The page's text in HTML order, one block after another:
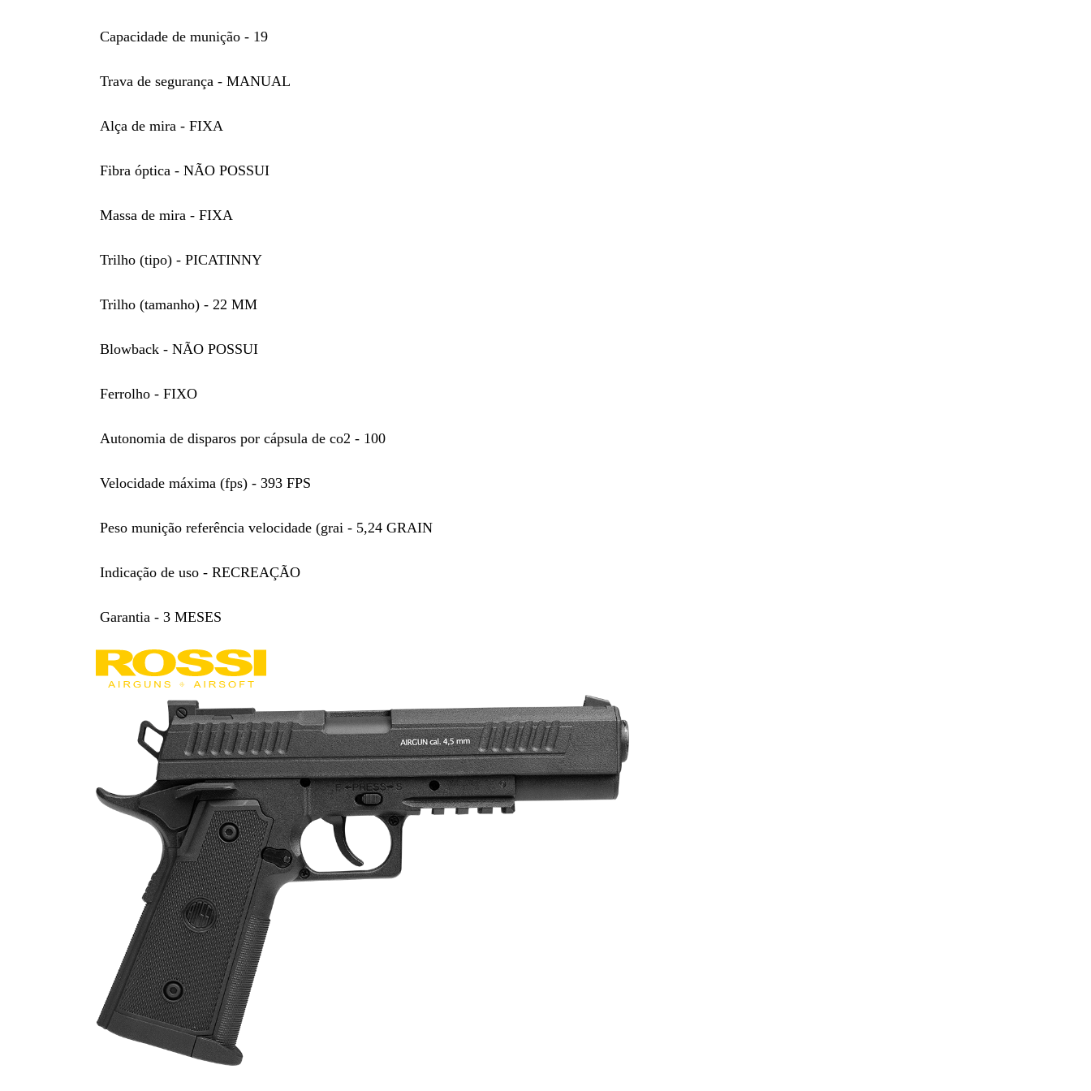
Capacidade de munição - 19
Trava de segurança - MANUAL
Alça de mira - FIXA
Fibra óptica - NÃO POSSUI
Massa de mira - FIXA
Trilho (tipo) - PICATINNY
Trilho (tamanho) - 22 MM
Blowback - NÃO POSSUI
Ferrolho - FIXO
Autonomia de disparos por cápsula de co2 - 100
Velocidade máxima (fps) - 393 FPS
Peso munição referência velocidade (grai - 5,24 GRAIN
Indicação de uso - RECREAÇÃO
Garantia - 3 MESES